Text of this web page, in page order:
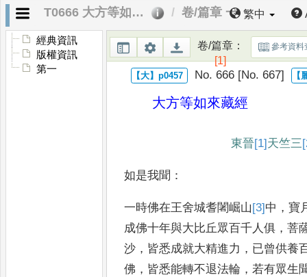
T0666 大方等如來藏經 卷/篇章 一 繁中
經典資訊
版權資訊
第一
卷/篇章：
[1]
參考資料
No. 666 [No. 667]
大方等如來藏經
東晉[1] 天竺三
如是我聞 ：
一時佛在王舍城耆闍崛山 [3] 中 ，寶
成佛十年與大比丘眾百千人俱 ，菩
沙 ， 皆悉成就大精進力 ， 已曾供養
佛 ， 皆悉能轉不退法輪 ，若有眾生